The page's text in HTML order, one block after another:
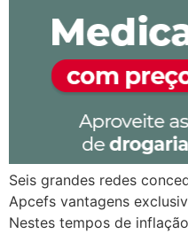
Seis grandes redes
Apcefs vantagens
Nestes tempos de